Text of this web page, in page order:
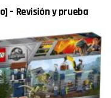
– Revisión y prueba